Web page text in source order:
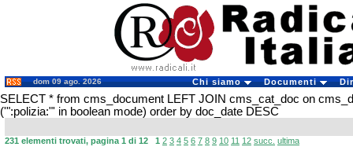
dom 09 ago. 2026 Chi siamo Documenti
SELECT * from cms_document LEFT JOIN cms_cat_doc on
('":polizia:"' in boolean mode) order by doc_date DESC
231 elementi trovati, pagina 1 di 12 1 2 3 4 5 6 7 8 9 10 11 12 succ. ultima